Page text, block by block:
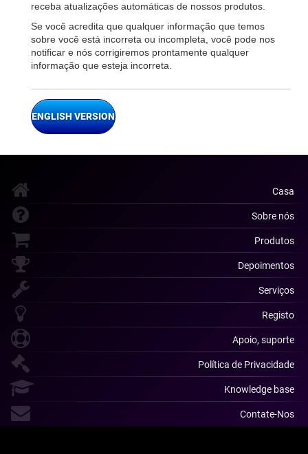
receba atualizações automáticas de nossos produtos.
Se você acredita que qualquer informação que temos
sobre você está incorreta ou incompleta, você pode nos
notificar e nós corrigiremos prontamente qualquer
informação que esteja incorreta.
ENGLISH VERSION
Casa
Sobre nós
Produtos
Depoimentos
Serviços
Registo
Apoio, suporte
Política de Privacidade
Knowledge base
Contate-Nos